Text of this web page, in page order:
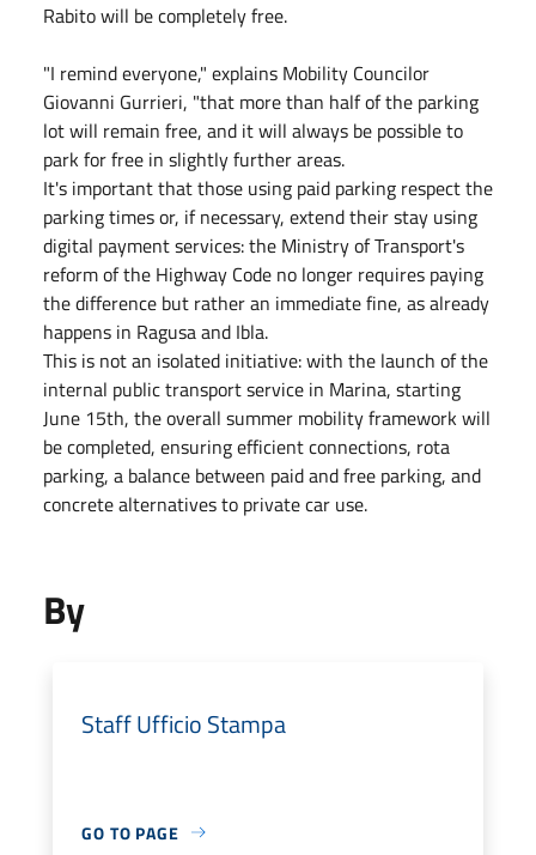
Rabito will be completely free.
"I remind everyone," explains Mobility Councilor
Giovanni Gurrieri, "that more than half of the parking
lot will remain free, and it will always be possible to
park for free in slightly further areas.
It's important that those using paid parking respect the
parking times or, if necessary, extend their stay using
digital payment services: the Ministry of Transport's
reform of the Highway Code no longer requires paying
the difference but rather an immediate fine, as already
happens in Ragusa and Ibla.
This is not an isolated initiative: with the launch of the
internal public transport service in Marina, starting
June 15th, the overall summer mobility framework will
be completed, ensuring efficient connections, rota
parking, a balance between paid and free parking, and
concrete alternatives to private car use.
By
Staff Ufficio Stampa
GO TO PAGE